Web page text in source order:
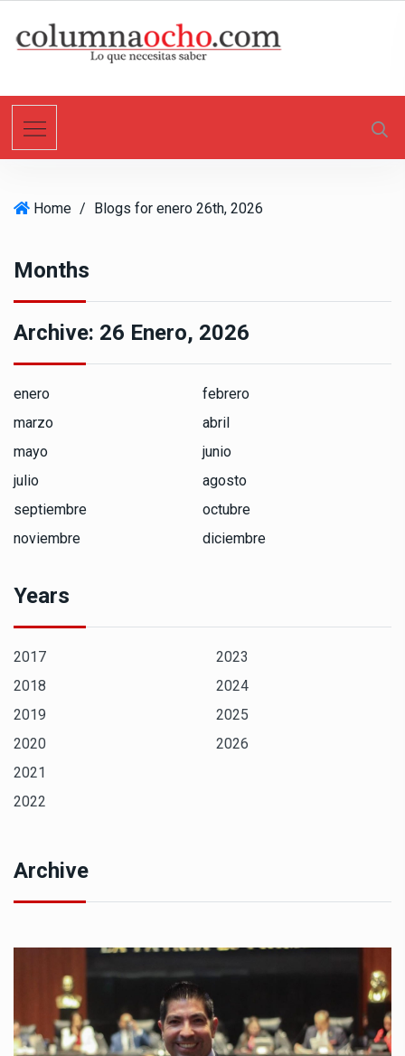
t
Home / Blogs for enero 26th, 2026
Months
Archive: 26 Enero, 2026
enero
febrero
marzo
abril
mayo
junio
julio
agosto
septiembre
octubre
noviembre
diciembre
Years
2017
2018
2019
2020
2021
2022
2023
2024
2025
2026
Archive